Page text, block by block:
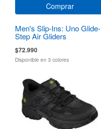
Comprar
Men's Slip-Ins: Uno Glide-
Step Air Gliders
$72.990
Disponible en 3 colores